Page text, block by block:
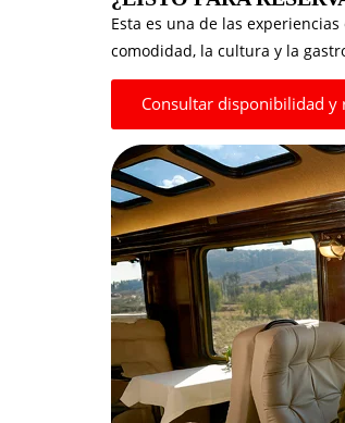
Esta es una de las
comodidad, la cultura y la
Consultar disponibilidad y